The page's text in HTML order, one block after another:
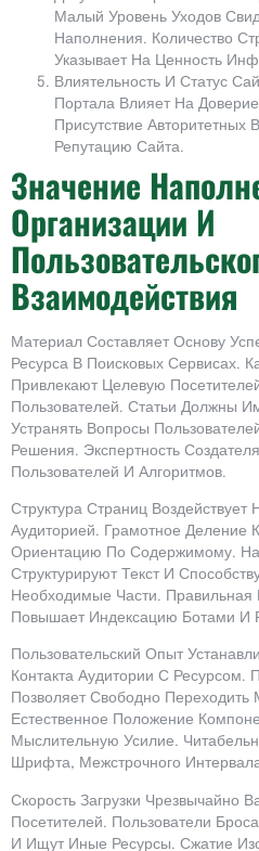
Малый Уровень Уходов
Наполнения. Количество
Указывает На Ценность
Влиятельность И Статус
Портала Влияет На
Присутствие
Репутацию Сайта.
Значение
Организации И
Взаимодействия
Материал Составляет Основу
Ресурса В Поисковых Сервисах.
Привлекают Целевую
Пользователей. Статьи Должны
Устранять Вопросы
Решения. Экспертность
Пользователей И Алгоритмов.
Структура Страниц
Аудиторией. Грамотное Деление
Ориентацию По Содержимому.
Структурируют Текст И
Необходимые Части. Правильная
Повышает Индексацию Ботами И
Пользовательский Опыт
Контакта Аудитории С Ресурсом.
Позволяет Свободно
Естественное Положение
Мыслительную Усилие.
Шрифта, Межстрочного
Скорость Загрузки Чрезвычайно
Посетителей. Пользователи
И Ищут Иные Ресурсы. Сжатие